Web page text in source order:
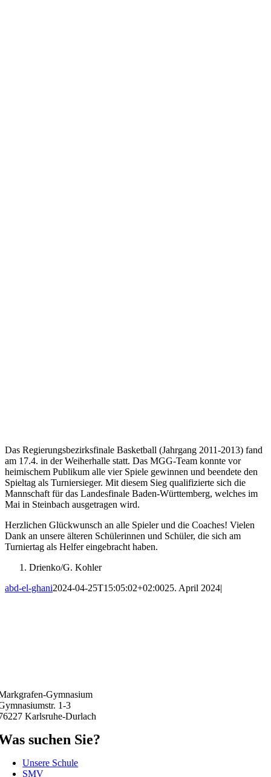
Das Regierungsbezirksfinale Basketball (Jahrgang 2011-2013) fand
am 17.4. in der Weiherhalle statt. Das MGG-Team konnte vor
heimischem Publikum alle vier Spiele gewinnen und beendete den
Spieltag als Turniersieger. Mit diesem Sieg qualifizierte sich die
Mannschaft für das Landesfinale Baden-Württemberg, welches im
Mai in Steinbach ausgetragen wird.
Herzlichen Glückwunsch an alle Spieler und die Coaches! Vielen
Dank an unsere älteren Schülerinnen und Schüler, die sich am
Turniertag als Helfer eingebracht haben.
Drienko/G. Kohler
abd-el-ghani2024-04-25T15:05:02+02:0025. April 2024|
Gymnasium
1-3
Karlsruhe-Durlach
suchen Sie?
Unsere Schule
SMV